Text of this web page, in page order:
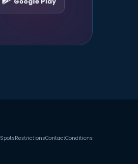
SpotsRestrictionsContactConditions